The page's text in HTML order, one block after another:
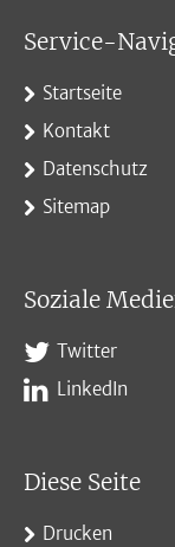
Service-
Startseite
Kontakt
Datenschutz
Sitemap
Soziale
Twitter
LinkedIn
Diese Seite
Drucken